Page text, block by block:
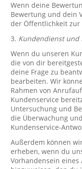
Wenn deine
Bewertung und dein
der Öffentlichkeit zur
3. Kundendienst und
Wenn du unseren
die von dir
deine Frage zu
bearbeiten. Wir
Rahmen von
Kundenservice
Untersuchung und
die Überwachung
Kundenservice-
Außerdem können
erheben, wenn du
Vorhandensein